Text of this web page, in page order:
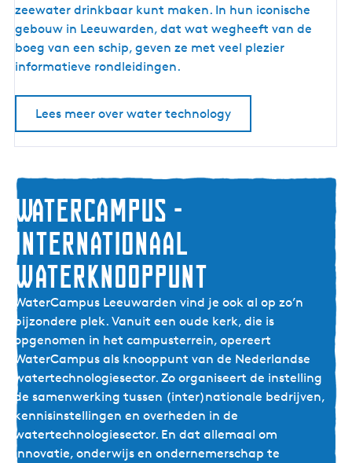
e
r
.
.
s
-
t
o
m
e
t
w
a
e
r
zeewater drinkbaar kunt maken. In hun iconische
gebouw in Leeuwarden, dat wat wegheeft van de
boeg van een schip, geven ze met veel plezier
informatieve rondleidingen.
Lees meer over water technology
WaterCampus -
internationaal
waterknooppunt
W
a
t
e
r
C
a
m
p
WaterCampus Leeuwarden vind je ook al op zo’n
bijzondere plek. Vanuit een oude kerk, die is
opgenomen in het campusterrein, opereert
WaterCampus als knooppunt van de Nederlandse
watertechnologiesector. Zo organiseert de instelling
de samenwerking tussen (inter)nationale bedrijven,
kennisinstellingen en overheden in de
watertechnologiesector. En dat allemaal om
innovatie, onderwijs en ondernemerschap te